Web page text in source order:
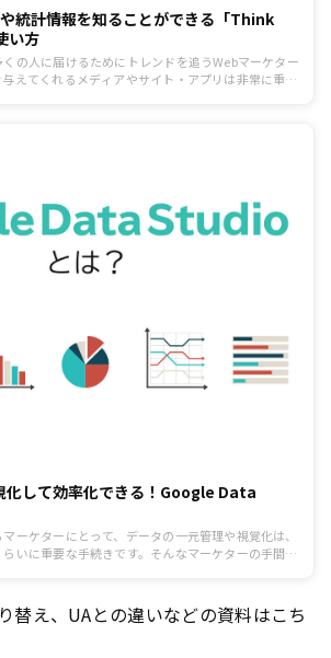
統計情報を知ることができる「Think
い方
の人に届けるためにトレンドを追うWebマーケター
えてくれるメディアやサイト・アプリは非常に重要
化して効率化できる！Google Data
ーケターにとって、データの一元管理や視覚化は、
いに重要な手続きです。そんなマーケターの手間を
作方法を解説しています。
替え、UAとの違いなどの資料はこち